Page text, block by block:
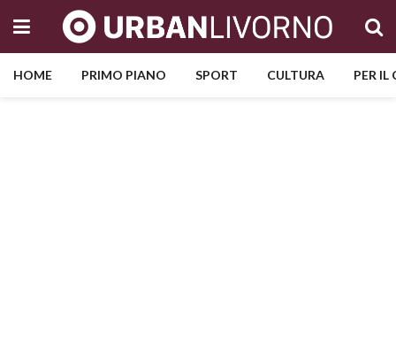
HOME PRIMO PIANO SPORT CULTURA PER